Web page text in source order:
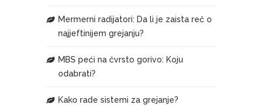
Mermerni radijatori: Da li je zaista reč o
najjeftinijem grejanju?
MBS peći na čvrsto gorivo: Koju
odabrati?
Kako rade sistemi za grejanje?